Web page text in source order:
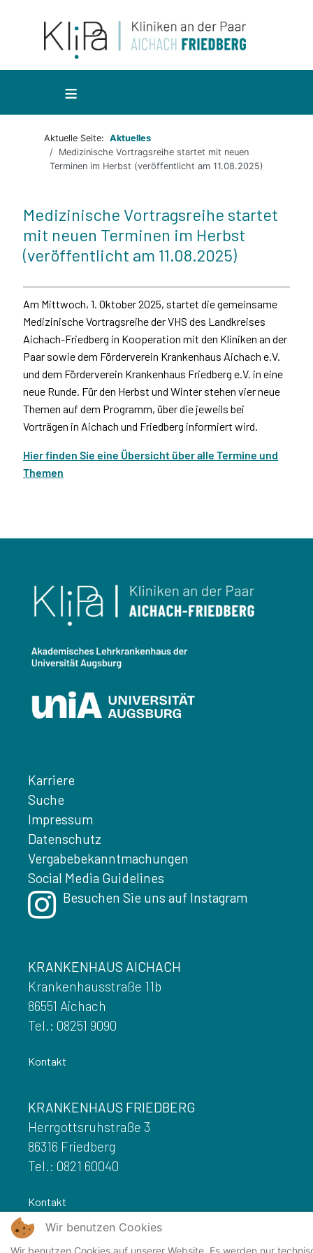
≡
Aktuelle Seite: Aktuelles
Medizinische Vortragsreihe startet mit neuen
Terminen im Herbst (veröffentlicht am 11.08.2025)
Medizinische Vortragsreihe startet
mit neuen Terminen im Herbst
(veröffentlicht am 11.08.2025)
Am Mittwoch, 1. Oktober 2025, startet die gemeinsame
Medizinische Vortragsreihe der VHS des Landkreises
Aichach-Friedberg in Kooperation mit den Kliniken an der
Paar sowie dem Förderverein Krankenhaus Aichach e.V.
und dem Förderverein Krankenhaus Friedberg e.V. in eine
neue Runde. Für den Herbst und Winter stehen vier neue
Themen auf dem Programm, über die jeweils bei
Vorträgen in Aichach und Friedberg informiert wird.
Hier finden Sie eine Übersicht über alle Termine und
Themen
Karriere
Suche
Impressum
Datenschutz
Vergabebekanntmachungen
Social Media Guidelines
Besuchen Sie uns auf Instagram
KRANKENHAUS AICHACH
Krankenhausstraße 11b
86551 Aichach
Tel.: 08251 9090
Kontakt
KRANKENHAUS FRIEDBERG
Herrgottsruhstraße 3
86316 Friedberg
Tel.: 0821 60040
Kontakt
Wir benutzen Cookies
Wir benutzen Cookies auf unserer Website. Es werden nur